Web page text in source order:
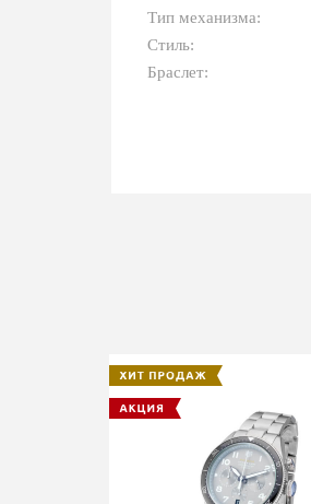
Тип механизма:
Стиль:
Браслет: